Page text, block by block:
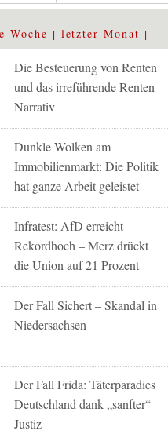
Woche letzter Monat
Die Besteuerung von Renten
und das irreführende Renten-
Narrativ
Dunkle Wolken am
Immobilienmarkt: Die Politik
hat ganze Arbeit geleistet
Infratest: AfD erreicht
Rekordhoch – Merz drückt
die Union auf 21 Prozent
Der Fall Sichert – Skandal in
Niedersachsen
Der Fall Frida: Täterparadies
Deutschland dank „sanfter“
Justiz